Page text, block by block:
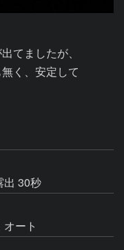
てましたが、
く、安定して
出 30秒
ート